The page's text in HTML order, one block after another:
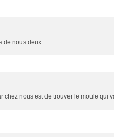
de nous deux
chez nous est de trouver le moule qui